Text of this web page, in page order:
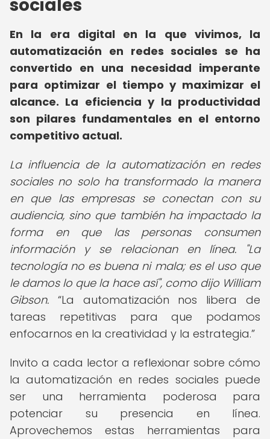
sociales
En la era digital en la que vivimos, la
automatización en redes sociales se ha
convertido en una necesidad imperante
para optimizar el tiempo y maximizar el
alcance. La eficiencia y la productividad
son pilares fundamentales en el entorno
competitivo actual.
La influencia de la automatización en redes
sociales no solo ha transformado la manera
en que las empresas se conectan con su
audiencia, sino que también ha impactado la
forma en que las personas consumen
información y se relacionan en línea. "La
tecnología no es buena ni mala; es el uso que
le damos lo que la hace así", como dijo William
Gibson.
La automatización nos libera de
tareas repetitivas para que podamos
enfocarnos en la creatividad y la estrategia.
Invito a cada lector a reflexionar sobre cómo
la automatización en redes sociales puede
ser una herramienta poderosa para
potenciar su presencia en línea.
Aprovechemos estas herramientas para